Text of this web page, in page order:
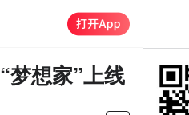
梦想家”上线